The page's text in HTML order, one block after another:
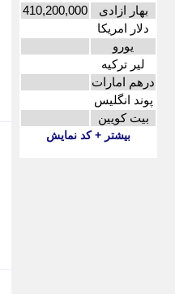
بهار ازادی
410,200,000
دلار امریکا
یورو
لیر ترکیه
درهم امارات
پوند انگلیس
بیت کویین
بیشتر + کد نمایش